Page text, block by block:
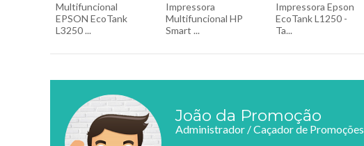
Multifuncional
EPSON EcoTank
L3250 ...
Impressora
Multifuncional HP
Smart ...
Impressora Epson
EcoTank L1250 -
Ta...
João da Promoção
Administrador / Caçador de Promoções